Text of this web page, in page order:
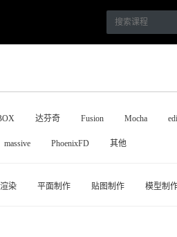
达芬奇 Fusion Mocha
massive PhoenixFD 其他
染 平面制作 贴图制作 模型制